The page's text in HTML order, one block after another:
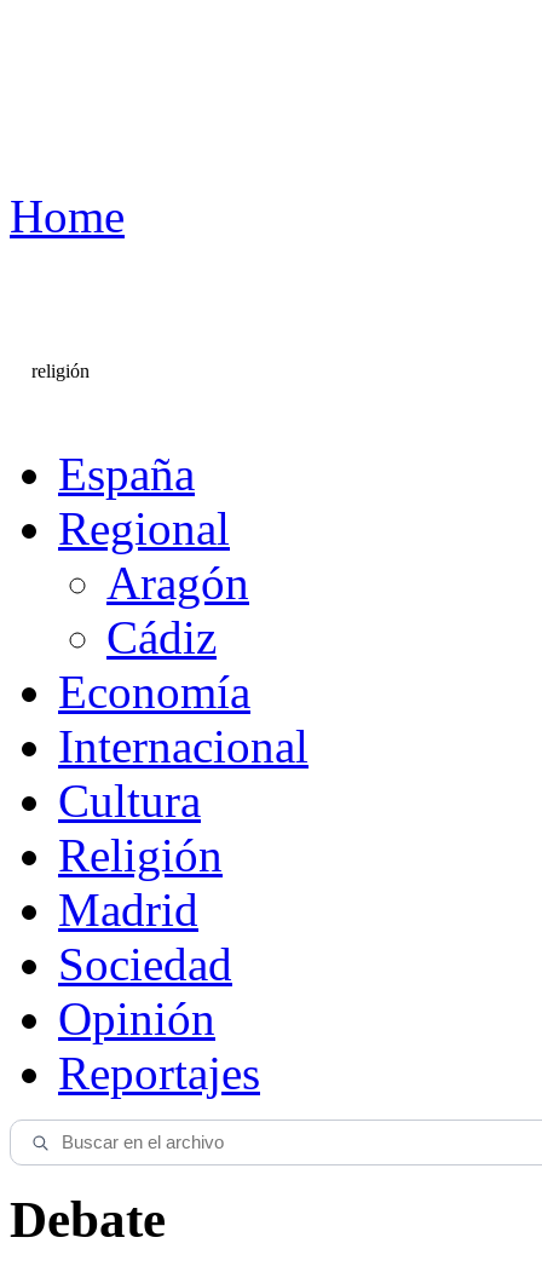
Home
religión
España
Regional
Aragón
Cádiz
Economía
Internacional
Cultura
Religión
Madrid
Sociedad
Opinión
Reportajes
Debate